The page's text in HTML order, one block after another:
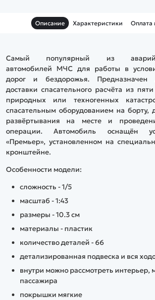
Описание Характеристики Оплата
Самый популярный из аварийно-
автомобилей МЧС для работы в
дорог и бездорожья. Предназначен
доставки спасательного расчёта из
природных или техногенных
спасательным оборудованием на борту,
развёртывания на месте и
операции. Автомобиль оснащён
«Премьер», установленном на
кронштейне.
Особенности модели:
сложность - 1/5
масштаб - 1:43
размеры - 10.3 см
материалы - пластик
количество деталей - 66
детализированная подвеска и вся
внутри можно рассмотреть интерьер,
пассажира
покрышки мягкие